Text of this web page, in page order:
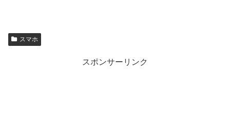
スマホ
スポンサーリンク